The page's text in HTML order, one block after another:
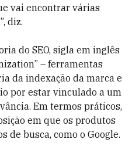
vai encontrar várias
diz.
do SEO, sigla em inglês
– ferramentas
da indexação da marca e
por estar vinculado a um
Em termos práticos,
em que os produtos
de busca, como o Google.